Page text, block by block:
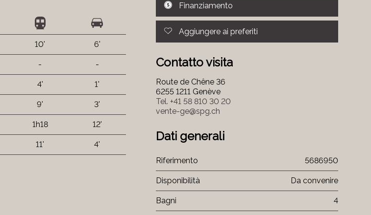
10' 6'
- -
4' 1'
9' 3'
1h18 12'
11' 4'
Finanziamento
Aggiungere ai preferiti
Contatto visita
Route de Chêne 36
6255 1211 Genève
Tel. +41 58 810 30 20
vente-ge@spg.ch
Dati generali
Riferimento 5686950
Disponibilità Da convenire
Bagni 4